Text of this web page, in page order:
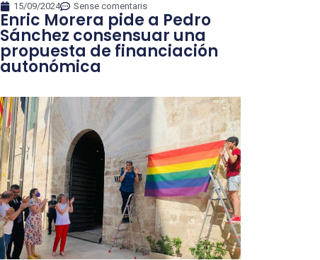
15/09/2024 Sense comentaris
Enric Morera pide a Pedro
Sánchez consensuar una
propuesta de financiación
autonómica